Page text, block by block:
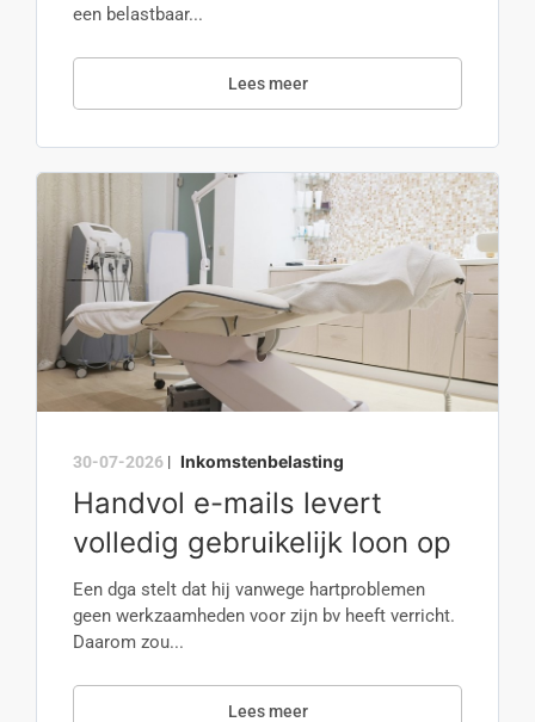
een belastbaar...
Lees meer
30-07-2026 | Inkomstenbelasting
Handvol e-mails levert
volledig gebruikelijk loon op
Een dga stelt dat hij vanwege hartproblemen
geen werkzaamheden voor zijn bv heeft verricht.
Daarom zou...
Lees meer